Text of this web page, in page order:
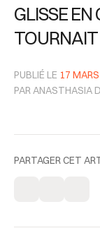
GLISSE EN
TOURNAIT
PUBLIÉ LE 17
PAR ANASTHASIA
PARTAGER CET